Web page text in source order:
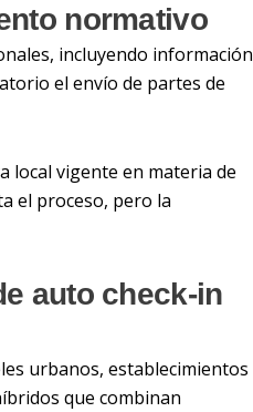
normativo
incluyendo información
el envío de partes de
local vigente en materia de
el proceso, pero la
auto check-in
urbanos, establecimientos
que combinan